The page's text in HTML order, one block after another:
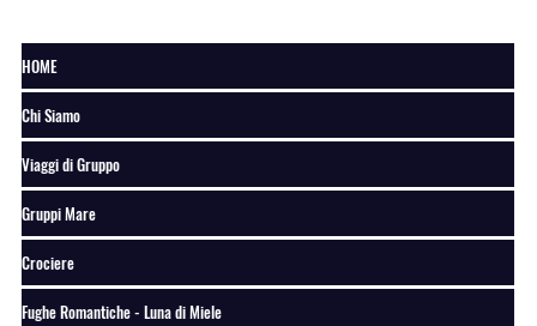
HOME
Chi Siamo
Viaggi di Gruppo
Gruppi Mare
Crociere
Fughe Romantiche - Luna di Miele